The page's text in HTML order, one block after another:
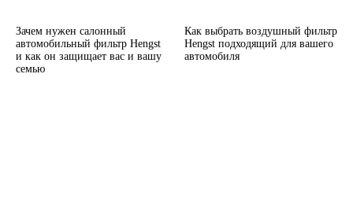
Зачем нужен салонный
автомобильный фильтр Hengst
и как он защищает вас и вашу
семью
Как выбрать воздушный фильтр
Hengst подходящий для вашего
автомобиля